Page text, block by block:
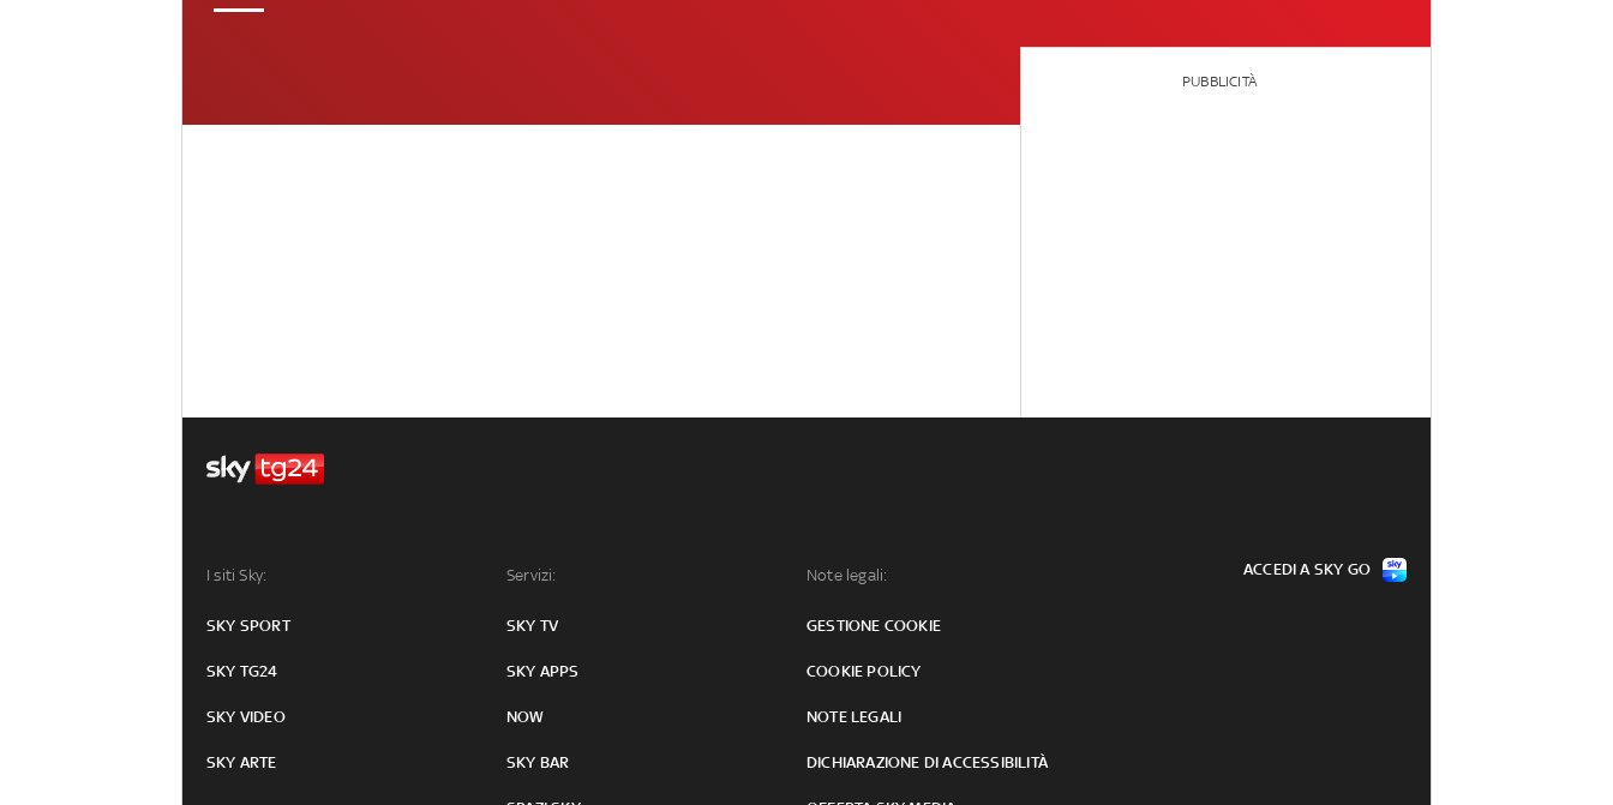
PUBBLICITÀ
I siti Sky:
SKY SPORT
SKY TG24
SKY VIDEO
SKY ARTE
Servizi:
SKY TV
SKY APPS
NOW
SKY BAR
Note legali:
GESTIONE COOKIE
COOKIE POLICY
NOTE LEGALI
DICHIARAZIONE DI ACCESSIBILITÀ
ACCEDI A SKY GO